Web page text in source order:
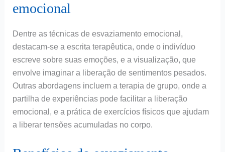
emocional
Dentre as técnicas de esvaziamento emocional,
destacam-se a escrita terapêutica, onde o indivíduo
escreve sobre suas emoções, e a visualização, que
envolve imaginar a liberação de sentimentos pesados.
Outras abordagens incluem a terapia de grupo, onde a
partilha de experiências pode facilitar a liberação
emocional, e a prática de exercícios físicos que ajudam
a liberar tensões acumuladas no corpo.